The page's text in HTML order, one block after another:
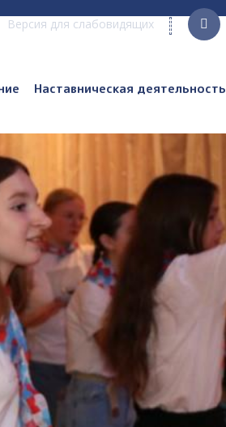
Версия для слабовидящих
Наставническая деятельность